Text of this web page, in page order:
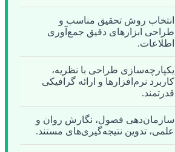
انتخاب روش تحقیق مناسب و
طراحی ابزارهای دقیق جمع‌آوری
اطلاعات.
یکپارچه‌سازی طراحی با نظریه،
کاربرد نرم‌افزارها و ارائه گرافیکی
قدرتمند.
سازمان‌دهی فصول، نگارش روان و
علمی، تدوین نتیجه‌گیری‌های مستند.